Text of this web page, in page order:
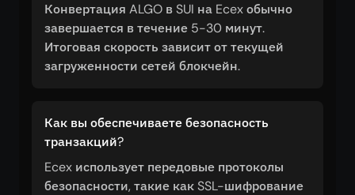
Конвертация ALGO в SUI на Ecex обычно
завершается в течение 5-30 минут.
Итоговая скорость зависит от текущей
загруженности сетей блокчейн.
Как вы обеспечиваете безопасность
транзакций?
Ecex использует передовые протоколы
безопасности, такие как SSL-шифрование